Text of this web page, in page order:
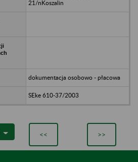
21/nKoszalin
dokumentacja osobowo - płacowa
SEke 610-37/2003
<< >>